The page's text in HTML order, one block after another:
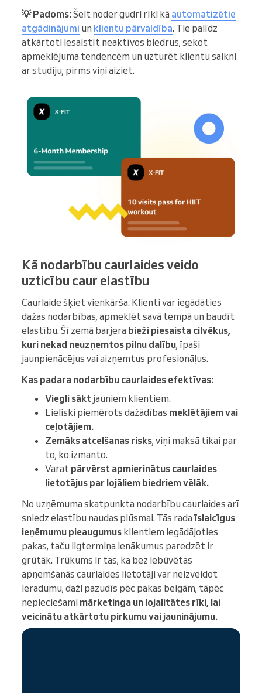
💡 Padoms:Šeit noder gudri rīki kā automatizētie
atgādinājumi un klientu pārvaldība. Tie palīdz
atkārtoti iesaistīt neaktīvos biedrus, sekot
apmeklējuma tendencēm un uzturēt klientu saikni
ar studiju, pirms viņi aiziet.
Kā nodarbību caurlaides veido
uzticību caur elastību
Caurlaide šķiet vienkārša. Klienti var iegādāties
dažas nodarbības, apmeklēt savā tempā un baudīt
elastību. Šī zemā barjera bieži piesaista cilvēkus,
kuri nekad neuzņemtos pilnu dalību, īpaši
jaunpienācējus vai aizņemtus profesionāļus.
Kas padara nodarbību caurlaides efektīvas:
Viegli sākt jauniem klientiem.
Lieliski piemērots dažādības meklētājiem vai
ceļotājiem.
Zemāks atcelšanas risks, viņi maksā tikai par
to, ko izmanto.
Varat pārvērst apmierinātus caurlaides
lietotājus par lojāliem biedriem vēlāk.
No uzņēmuma skatpunkta nodarbību caurlaides arī
sniedz elastību naudas plūsmai. Tās rada īslaicīgus
ieņēmumu pieaugumus klientiem iegādājoties
pakas, taču ilgtermiņa ienākumus paredzēt ir
grūtāk. Trūkums ir tas, ka bez iebūvētas
apņemšanās caurlaides lietotāji var neizveidot
ieradumu, daži pazudīs pēc pakas beigām, tāpēc
nepieciešami mārketinga un lojalitātes rīki, lai
veicinātu atkārtotu pirkumu vai jauninājumu.